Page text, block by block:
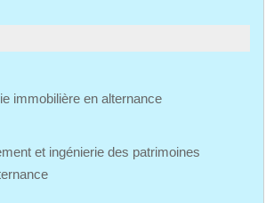
immobilière en alternance
et ingénierie des patrimoines